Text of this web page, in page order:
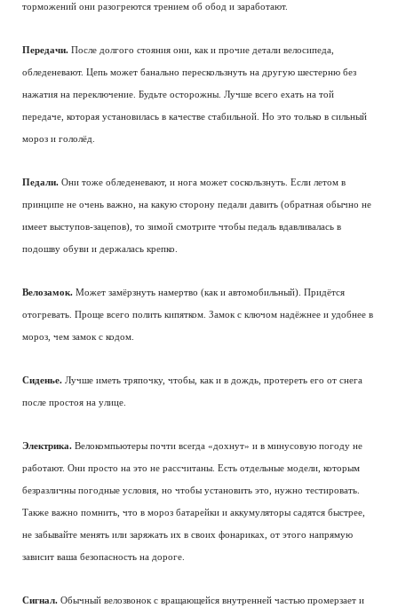
торможений они разогреются трением об обод и заработают.
Передачи. После долгого стояния они, как и прочие детали велосипеда,
обледеневают. Цепь может банально перескользнуть на другую шестерню без
нажатия на переключение. Будьте осторожны. Лучше всего ехать на той
передаче, которая установилась в качестве стабильной. Но это только в сильный
мороз и гололёд.
Педали. Они тоже обледеневают, и нога может соскользнуть. Если летом в
принципе не очень важно, на какую сторону педали давить (обратная обычно не
имеет выступов-зацепов), то зимой смотрите чтобы педаль вдавливалась в
подошву обуви и держалась крепко.
Велозамок. Может замёрзнуть намертво (как и автомобильный). Придётся
отогревать. Проще всего полить кипятком. Замок с ключом надёжнее и удобнее в
мороз, чем замок с кодом.
Сиденье. Лучше иметь тряпочку, чтобы, как и в дождь, протереть его от снега
после простоя на улице.
Электрика. Велокомпьютеры почти всегда «дохнут» и в минусовую погоду не
работают. Они просто на это не рассчитаны. Есть отдельные модели, которым
безразличны погодные условия, но чтобы установить это, нужно тестировать.
Также важно помнить, что в мороз батарейки и аккумуляторы садятся быстрее,
не забывайте менять или заряжать их в своих фонариках, от этого напрямую
зависит ваша безопасность на дороге.
Сигнал. Обычный велозвонок с вращающейся внутренней частью промерзает и